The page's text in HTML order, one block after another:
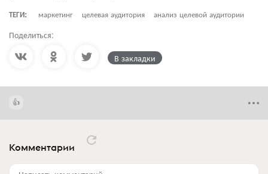
ТЕГИ:
маркетинг целевая аудитория анализ целевой аудитории
Поделиться:
В закладки
Комментарии